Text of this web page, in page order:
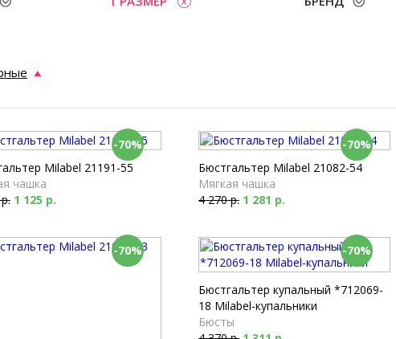
-70%
Milabel 21191-55
чашка
1 125 р.
-70%
Бюстгальтер Milabel 21082-54
Мягкая чашка
4 270 р. 1 281 р.
-70% -70%
Бюстгальтер купальный *712069-
18 Milabel-купальники
Бюсты